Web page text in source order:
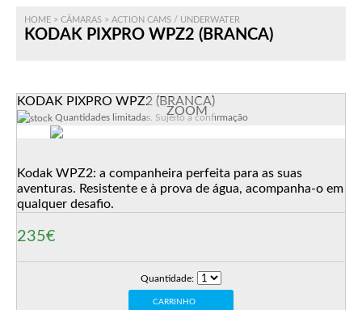
HOME > CÂMARAS > ACTION CAMS / UNDERWATER
KODAK PIXPRO WPZ2 (BRANCA)
KODAK PIXPRO WPZ2 (BRANCA)
Quantidades limitadas. Sujeito a confirmação
ZOOM
Kodak WPZ2: a companheira perfeita para as suas
aventuras. Resistente e à prova de água, acompanha-o em
qualquer desafio.
235€
Quantidade:
CARRINHO